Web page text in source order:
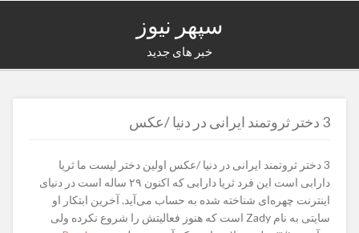
سپهر نیوز
خبر های جدید
3 دختر ثروتمند ایرانی در دنیا /عکس
3 دختر ثروتمند ایرانی در دنیا /عکس اولین دختر لیست ما ثریا
دارابی است این فرد ثریا دارابی که اکنون ۲۹ ساله است در دنیای
اینترنت چهره‌ای شناخته شده به حساب می‌آید. آخرین ابتکار او
سایتی به نام Zady است که هنوز فعالیتش را شروع نکرده ولی